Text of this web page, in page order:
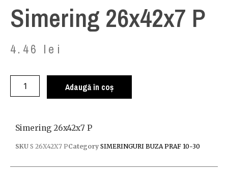
Simering 26x42x7 P
4.46 lei
Adaugă în coș
Simering 26x42x7 P
SKU S 26X42X7 PCategory SIMERINGURI BUZA PRAF 10-30